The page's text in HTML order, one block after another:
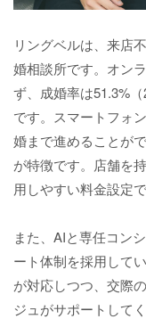
リングベルは、来店
婚相談所です。オン
ず、成婚率は51.3%
です。スマートフォ
婚まで進めることが
が特徴です。店舗を
用しやすい料金設定
また、AIと専任コン
ート体制を採用して
が対応しつつ、交際
ジュがサポートして